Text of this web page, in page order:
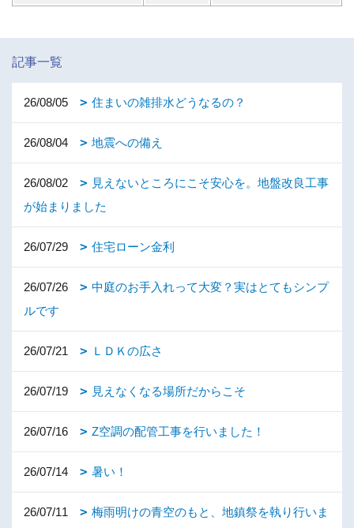
記事一覧
26/08/05 住まいの雑排水どうなるの？
26/08/04 地震への備え
26/08/02
見えないところにこそ安心を。地盤改良工事
が始まりました
26/07/29 住宅ローン金利
26/07/26
中庭のお手入れって大変？実はとてもシンプ
ルです
26/07/21 ＬＤＫの広さ
26/07/19 見えなくなる場所だからこそ
26/07/16 Z空調の配管工事を行いました！
26/07/14 暑い！
26/07/11
梅雨明けの青空のもと、地鎮祭を執り行いま